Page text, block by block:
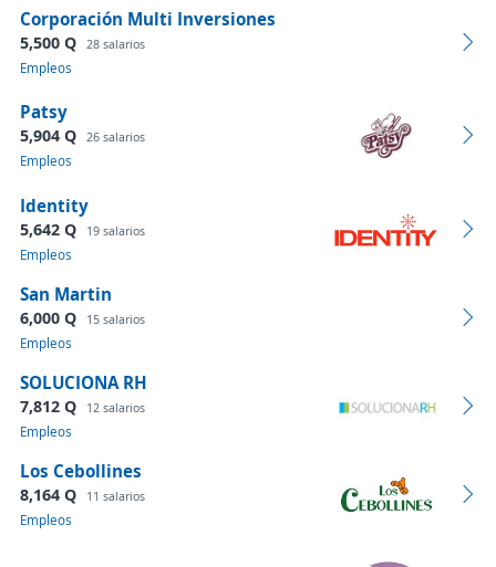
Corporación Multi Inversiones
5,500 Q 28 salarios
Empleos
Patsy
5,904 Q 26 salarios
Empleos
Identity
5,642 Q 19 salarios
Empleos
San Martin
6,000 Q 15 salarios
Empleos
SOLUCIONA RH
7,812 Q 12 salarios
Empleos
Los Cebollines
8,164 Q 11 salarios
Empleos